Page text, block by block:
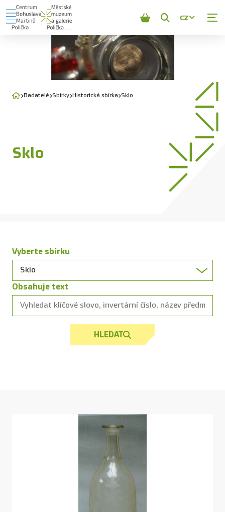
Zobrazit
vyhledávání
CZ
Badatelé Sbírky Historická sbírka Sklo
Sklo
Vyberte sbírku
Obsahuje text
HLEDAT